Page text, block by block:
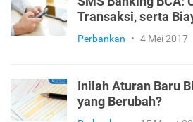
Transaksi, serta
Perbankan • 4 Mei 2017
Inilah Aturan Baru
yang Berubah?